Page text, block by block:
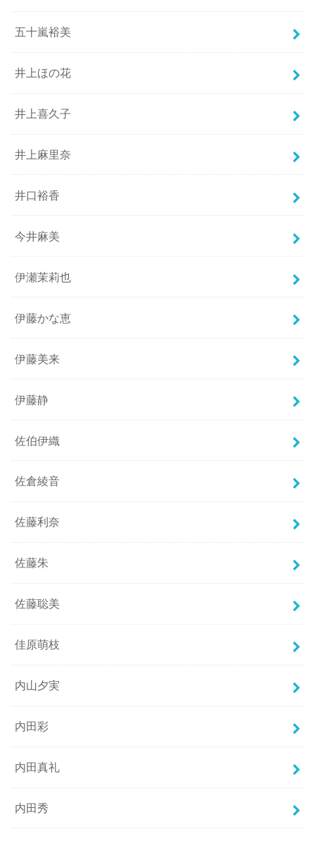
五十嵐裕美
井上ほの花
井上喜久子
井上麻里奈
井口裕香
今井麻美
伊瀬茉莉也
伊藤かな恵
伊藤美来
伊藤静
佐伯伊織
佐倉綾音
佐藤利奈
佐藤朱
佐藤聡美
佳原萌枝
内山夕実
内田彩
内田真礼
内田秀